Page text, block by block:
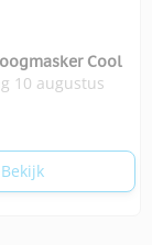
Cool
10 augustus
Bekijk